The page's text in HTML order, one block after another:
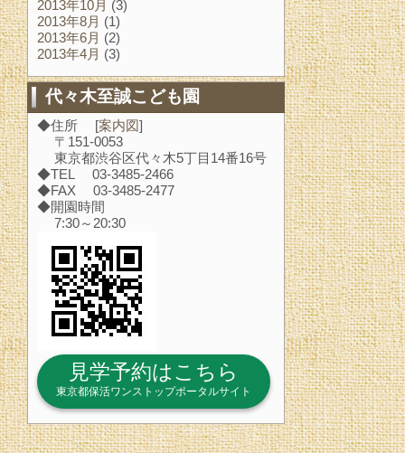
2013年10月 (3)
2013年8月 (1)
2013年6月 (2)
2013年4月 (3)
代々木至誠こども園
◆住所 [案内図]
〒151-0053
東京都渋谷区代々木5丁目14番16号
◆TEL 03-3485-2466
◆FAX 03-3485-2477
◆開園時間
7:30～20:30
見学予約はこちら
東京都保活ワンストップポータルサイト